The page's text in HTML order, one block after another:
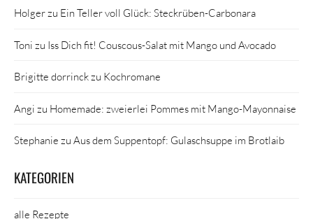
Holgerzu Ein Teller voll Glück: Steckrüben-Carbonara
Toni zu Iss Dich fit! Couscous-Salat mit Mango und Avocado
Brigitte dorrinckzu Kochromane
Angi zu Homemade: zweierlei Pommes mit Mango-Mayonnaise
Stephanie zu Aus dem Suppentopf: Gulaschsuppe im Brotlaib
KATEGORIEN
alle Rezepte